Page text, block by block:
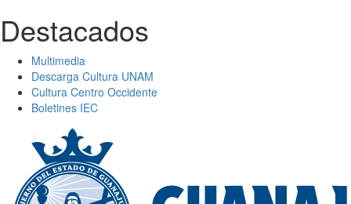
Destacados
Multimedia
Descarga Cultura UNAM
Cultura Centro Occidente
Boletines IEC